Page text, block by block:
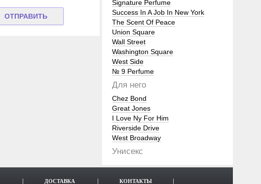
Signature Perfume
Success In A Job In New York
The Scent Of Peace
Union Square
Wall Street
Washington Square
West Side
№ 9 Perfume
Для него
Chez Bond
Great Jones
I Love Ny For Him
Riverside Drive
West Broadway
Унисекс
ДОСТАВКА КОНТАКТЫ